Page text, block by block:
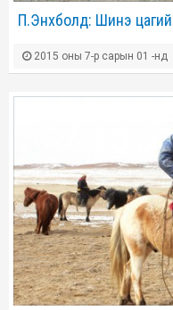
П.Энхболд: Шинэ
2015 оны 7-р сарын 01 -нд